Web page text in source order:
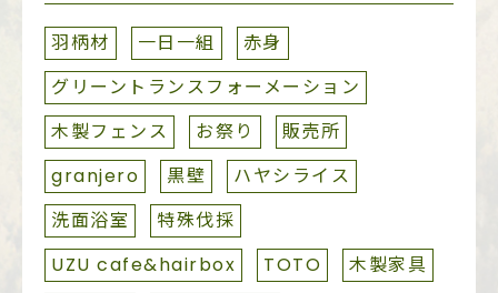
羽柄材 一日一組
赤身
グリーントランスフォーメーション
木製フェンス
お祭り
販売所
granjero
黒壁
ハヤシライス
洗面浴室
特殊伐採
UZU cafe&hairbox
TOTO
木製家具